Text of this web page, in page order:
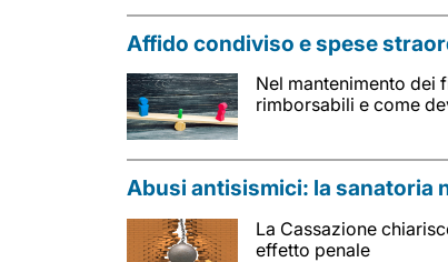
Affido condiviso e spese
Nel mantenimento dei
rimborsabili e come
Abusi antisismici: la sanatoria
La Cassazione
effetto penale